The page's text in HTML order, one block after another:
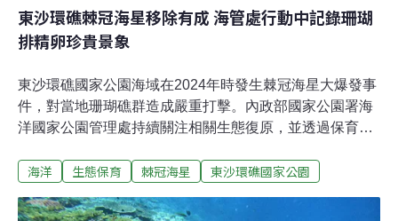
東沙環礁棘冠海星移除有成 海管處行動中記錄珊瑚
排精卵珍貴景象
東沙環礁國家公園海域在2024年時發生棘冠海星大爆發事
件，對當地珊瑚礁群造成嚴重打擊。內政部國家公園署海
洋國家公園管理處持續關注相關生態復原，並透過保育研
量顯著減少，且今（2026）年未觀察到擴散跡象，清除數
定熱區，就在今年5月，也就是農曆「媽祖生」（媽祖誕
海洋 生態保育 棘冠海星 東沙環礁國家公園